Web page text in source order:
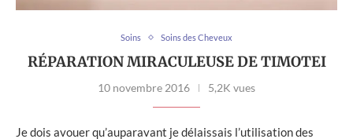
Soins Soins des Cheveux
RÉPARATION MIRACULEUSE DE TIMOTEI
10 novembre 2016 5,2K vues
Je dois avouer qu’auparavant je délaissais l’utilisation des